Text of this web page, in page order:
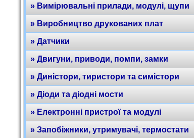
» Вимірювальні прилади, модулі, щупи
» Виробництво друкованих плат
» Датчики
» Двигуни, приводи, помпи, замки
» Диністори, тиристори та симістори
» Діоди та діодні мости
» Електронні пристрої та модулі
» Запобіжники, утримувачі, термостати